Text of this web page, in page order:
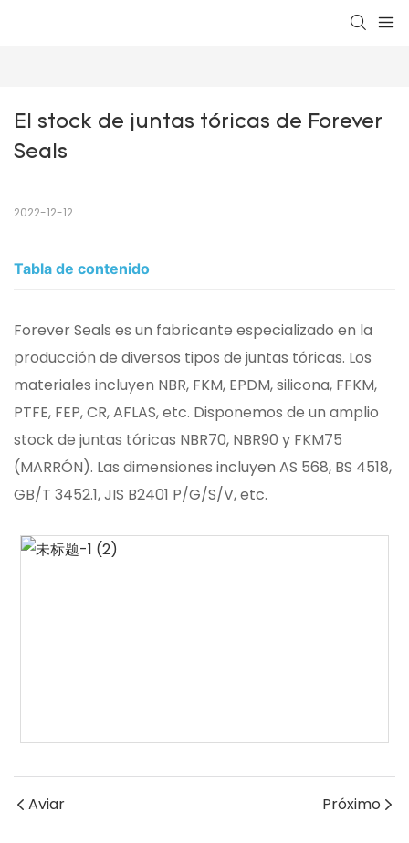
El stock de juntas tóricas de Forever
Seals
2022-12-12
Tabla de contenido
Forever Seals es un fabricante especializado en la
producción de diversos tipos de juntas tóricas. Los
materiales incluyen NBR, FKM, EPDM, silicona, FFKM,
PTFE, FEP, CR, AFLAS, etc. Disponemos de un amplio
stock de juntas tóricas NBR70, NBR90 y FKM75
(MARRÓN). Las dimensiones incluyen AS 568, BS 4518,
GB/T 3452.1, JIS B2401 P/G/S/V, etc.
Aviar Próximo